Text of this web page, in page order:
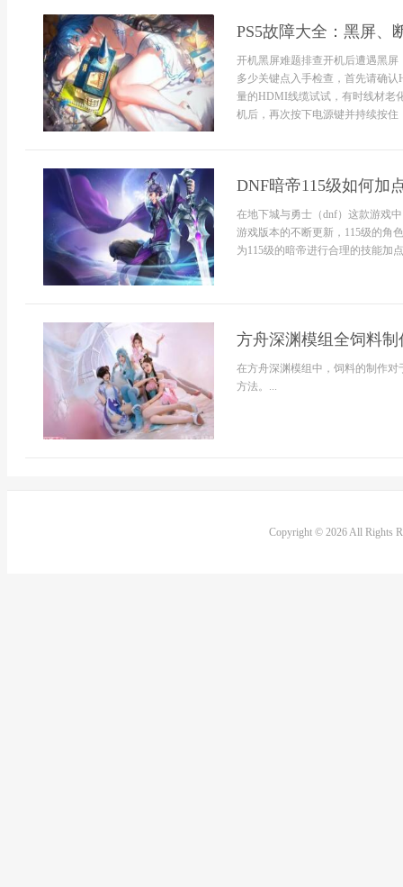
PS5故障大全：黑屏、
开机黑屏难题排查开机后遭遇黑
多少关键点入手检查，首先请确
量的HDMI线缆试试，有时线材老
机后，再次按下电源键并持续按住
DNF暗帝115级如何加
在地下城与勇士（dnf）这款游戏
游戏版本的不断更新，115级的角
为115级的暗帝进行合理的技能加
方舟深渊模组全饲料
在方舟深渊模组中，饲料的制作
方法。...
Copyright © 2026 All Rights